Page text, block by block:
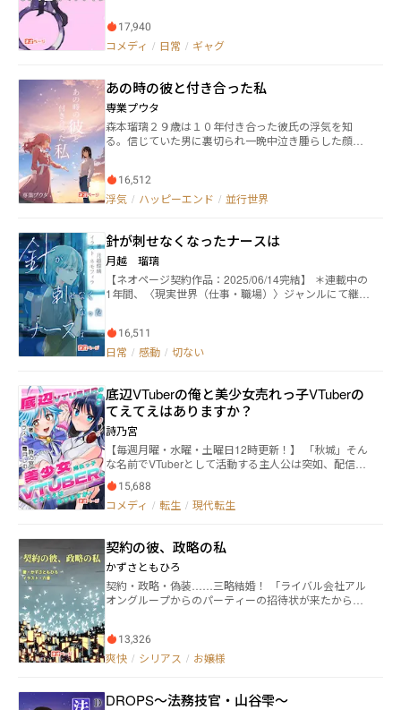
になっていて―― 「私が料理長になったら、ひとつだけお
願いがあります。どうか、調理中は厨房に足を踏み入
れないでください」 実力と共にプライドも高い部員た
を通して、人生で一度しかない少女たちの青春と向き
合う。 ≪登場人物一覧≫ 名前／学科コース／出身
【１年生 ⇒ ２年生】 ・山辺なづな 商業科調理コ
ース 山形県［マネージャー］ ・黒石すずめ 商業科
調理コース 青森県 ・中津歌音 工業科工芸コース
雲星来 農業科畜産コース 北海道 ・船橋晴海 商業
科美容コース 千葉県 【２年生 ⇒ ３年生】 ・西川
瀬李 商業科商業コース 山形県［部長］ ・九条白
奈 商業科美容コース 宮城県 ・大仏 農業科畜産コ
ース 神奈川県 ・安芸 工業科建築コース 高知県
【３年 ⇒ OB】 ・寒河江真帆 農業科農産コー
ス 山形県［元マネージャー］ 【新１年生】 寿々代音
湖 商業科調理コース 福岡県 【先生】 ・赤江 山形
た。17,940
コメディ / 日常 / ギャグ
あの時の彼と付き合った私
専業プウタ
森本瑠璃２９歳は１０年付き合った彼氏の浮気を知
る。信じていた男に裏切られ一晩中泣き腫らした顔を
人生交換しない？」その女性は並行世界のもう一人の
自分だという。瑠璃はお試しで１日人生を交換する
手宝石店の社長に囲われる生活。１日だけ交代しただ
けなのに、元の生活に戻ると驚くほど状況が変わって
いた。これは人生を詰んだと絶望していた２人の瑠璃
がお互いに刺激を受けつつ成長し幸せを掴むまでの物
語。
16,512
浮気 / ハッピーエンド / 並行世界
針が刺せなくなったナースは
月越 瑠璃
【ネオページ契約作品：2025/06/14完結】 ＊連載中の
1年間、〈現実世界（仕事・職場）〉ジャンルにて継続
をきっかけに、針にトラウマを抱えてしまう。 針刺し
業務ができなくなったことで病院を退職し、デイサー
ふたたび医療現場に戻るべく「まなべ精神科クリニッ
ク」の門を叩く―― 精神科訪問看護、そしてカフェ＆バー
「Toute La Journée」を中心に繰り広げられるヒュー
16,511
日常 / 感動 / 切ない
底辺VTuberの俺と美少女売れっ子VTuberの
てえてえはありますか？
詩乃宮
【毎週月曜・水曜・土曜日12時更新！】 「秋城」そん
な名前でVTuberとして活動する主人公は突如、配信中
に死亡、次に目を覚ましたら———なんと、転生をし
ていた。 ２週目チートで人生バラ色‼……そんなこと
なく、大学生活が始まり、就活が始まる。 このままで
渋谷の街頭にある大きなビジョンを見上げる。 そこに
は新曲を歌う、今を時めくVTuber「鈴堂うぃん」の姿
があった。 うぃんの歌によって、決意を固めた隼人は
もう一度「秋城」のアカウントにログインをする。 表
紙イラスト：霜月しむ様（Twitter:@oruen1996）
15,688
コメディ / 転生 / 現代転生
契約の彼、政略の私
かずさともひろ
契約・政略・偽装……三略結婚！ 「ライバル会社アル
オングループからのパーティーの招待状が来たから、
ルオンの社長子息、橘栄貴に近づけ、つまり政略結婚
を仕掛けろということだ。仁愛は嫌だったが抗えず、
どうなる？
13,326
爽快 / シリアス / お嬢様
DROPS～法務技官・山谷雫～